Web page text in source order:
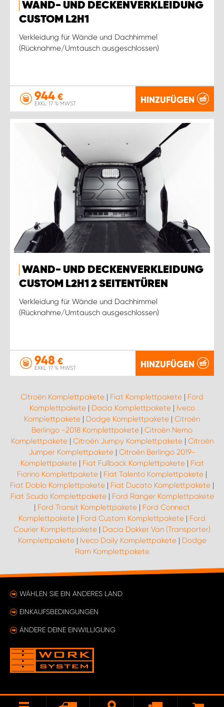
WAND- UND DECKENVERKLEIDUNG
CUSTOM L2H1
Verkleidung für Wände und Dachhimmel
(Rücknahme/Umtausch ausgeschlossen)
944 €
EXKL. 17 % MWST. HINZUFÜGEN
WAND- UND DECKENVERKLEIDUNG
CUSTOM L2H1 2 SEITENTÜREN
Verkleidung für Wände und Dachhimmel
(Rücknahme/Umtausch ausgeschlossen)
948 €
EXKL. 17 % MWST. HINZUFÜGEN
Citroën Komplettpakete | Fiat Komplettpakete | Ford
Komplettpakete| Dacia Komplettpakete| Iveco
Komplettpakete | Dodge Komplettpakete | Citroën
Berlingo -2018 Komplettpakete | Citroën Nemo
Komplettpakete| Citroën Jumpy Komplettpakete| Citroën
Jumper Komplettpakete | Citroën Berlingo 2019-
Komplettpakete| Fiat Fullback Komplettpakete| Fiat
Fiorino Komplettpakete | Fiat Talento Komplettpakete |
Fiat Doblo Komplettpakete | Fiat Ducato Komplettpakete |
Fiat Scudo Komplettpakete| Ford Ranger Komplettpakete
| Ford Transit Komplettpakete | Ford Connect
Komplettpakete | Ford Custom Komplettpakete | Ford
Courier Komplettpakete | Dacia Dokker Van (Transporter)
Komplettpakete| Iveco Daily Komplettpakete| Dodge
Ram Komplettpakete
WÄHLEN SIE EIN ANDERES LAND
EINKAUFSBEDINGUNGEN
ÄNDERE DEINE EINWILLIGUNG